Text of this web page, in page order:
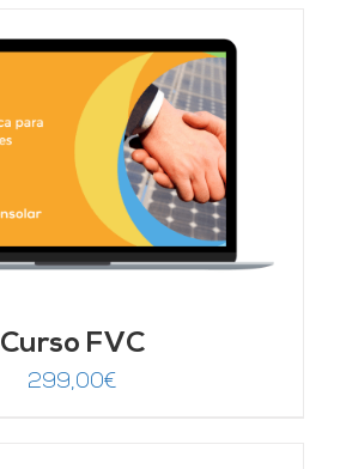
Curso FVC
299,00€